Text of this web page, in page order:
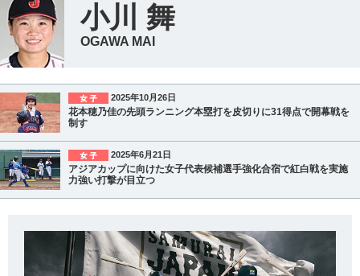
小川 舞
OGAWA MAI
2025年10月26日
花本穂乃佳の先頭ランニング本塁打を皮切りに31得点で開幕戦を
制す
2025年6月21日
アジアカップに向けた女子代表候補選手強化合宿で紅白戦を実施
力強い打撃が目立つ